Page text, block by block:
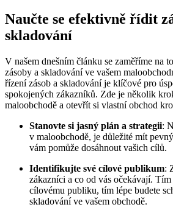
Naučte se efektivně řídit
skladování
V našem dnešním článku se zaměříme na
zásoby a skladování ve vašem
řízení zásob a skladování je klíčové pro
spokojených zákazníků. Zde je několik
maloobchodě a otevřít si vlastní obchod
Stanovte si jasný plán a strategii:
v maloobchodě, je důležité mít
vám pomůže dosáhnout vašich cílů.
Identifikujte své cílové publikum:
zákazníci a co od vás očekávají.
cílovému publiku, tím lépe budete
skladování ve vašem obchodě.